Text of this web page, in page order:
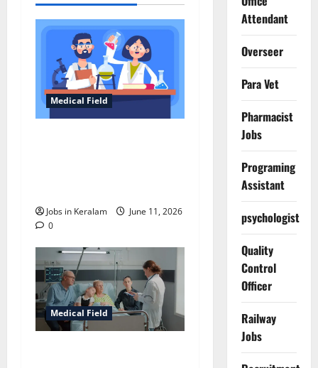
Medical Field
Jobs in Keralam
June 11, 2026
0
Medical Field
Attendant
Overseer
Para Vet
Pharmacist
Jobs
Programing
Assistant
psychologist
Quality
Control
Officer
Railway
Jobs